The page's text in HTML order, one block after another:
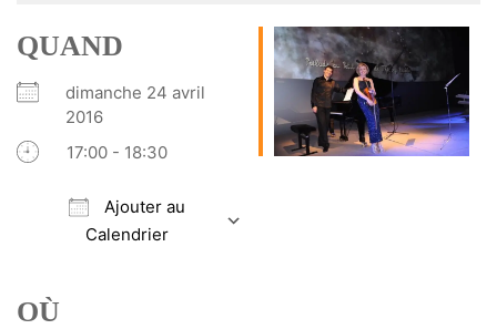
QUAND
dimanche 24 avril
2016
17:00 - 18:30
Ajouter au
Calendrier
OÙ